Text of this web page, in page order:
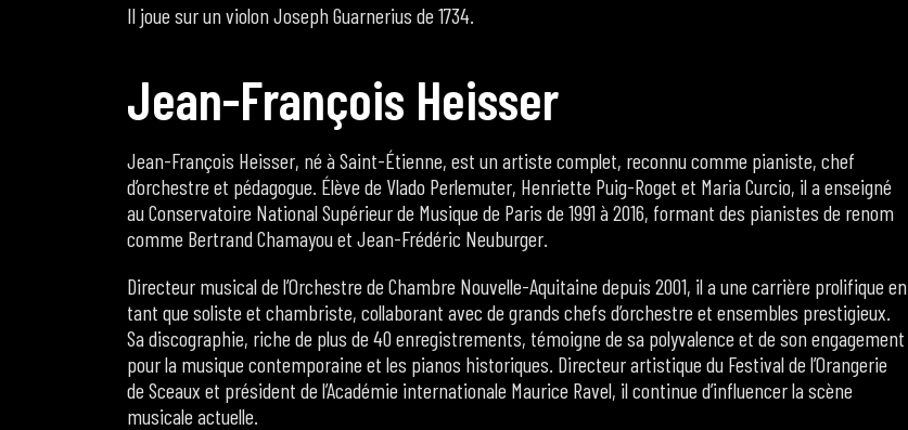
Il joue sur un violon Joseph Guarnerius de 1734.
Jean-François Heisser
Jean-François Heisser, né à Saint-Étienne, est un artiste complet, reconnu comme pianiste, chef
d’orchestre et pédagogue. Élève de Vlado Perlemuter, Henriette Puig-Roget et Maria Curcio, il a enseigné
au Conservatoire National Supérieur de Musique de Paris de 1991 à 2016, formant des pianistes de renom
comme Bertrand Chamayou et Jean-Frédéric Neuburger.
Directeur musical de l’Orchestre de Chambre Nouvelle-Aquitaine depuis 2001, il a une carrière prolifique en
tant que soliste et chambriste, collaborant avec de grands chefs d’orchestre et ensembles prestigieux.
Sa discographie, riche de plus de 40 enregistrements, témoigne de sa polyvalence et de son engagement
pour la musique contemporaine et les pianos historiques. Directeur artistique du Festival de l’Orangerie
de Sceaux et président de l’Académie internationale Maurice Ravel, il continue d’influencer la scène
musicale actuelle.